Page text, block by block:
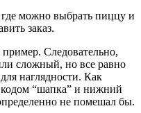
можно выбрать пиццу и
заказ.
Следовательно,
сложный, но все равно
наглядности. Как
“шапка” и нижний
не помешал бы.